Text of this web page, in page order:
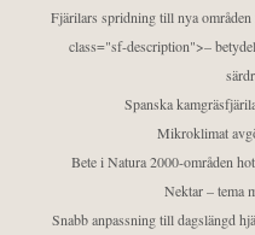
Fjärilars spridning till nya
class="sf-description">–
Spanska
Mikroklimat
Bete i Natura 2000-områden
Nektar – tema
Snabb anpassning till dagslängd